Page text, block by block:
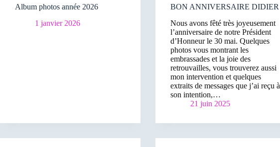
Album photos année 2026
1 janvier 2026
BON ANNIVERSAIRE DIDIER
Nous avons fêté très joyeusement
l’anniversaire de notre Président
d’Honneur le 30 mai. Quelques
photos vous montrant les
embrassades et la joie des
retrouvailles, vous trouverez aussi
mon intervention et quelques
extraits de messages que j’ai reçu à
son intention,…
21 juin 2025